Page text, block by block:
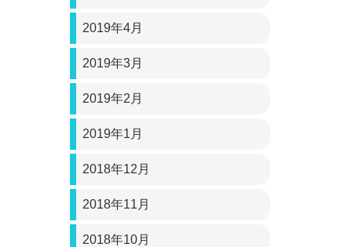
2019年4月
2019年3月
2019年2月
2019年1月
2018年12月
2018年11月
2018年10月